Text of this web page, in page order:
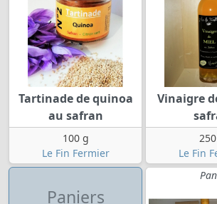
Tartinade de quinoa
au safran
100 g
Le Fin Fermier
Vinaigre
Le Fin
Paniers